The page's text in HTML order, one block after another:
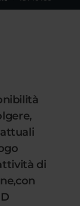
di